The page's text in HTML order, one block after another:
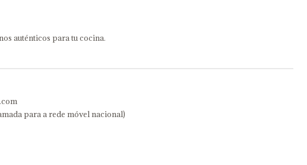
auténticos para tu cocina.
para a rede móvel nacional)